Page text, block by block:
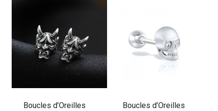
Boucles d’Oreilles
Boucles d’Oreilles